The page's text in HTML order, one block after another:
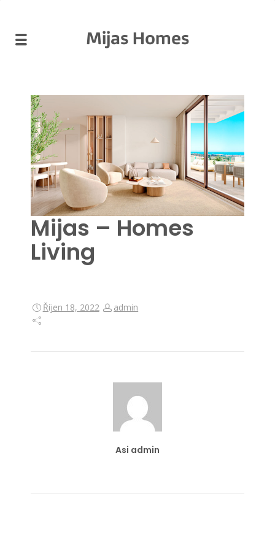
Mijas Homes
Mijas – Homes
Living
Říjen 18, 2022 admin
Asi admin